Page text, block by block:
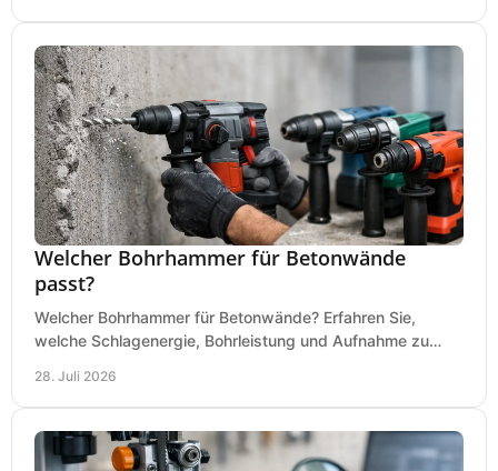
Welcher Bohrhammer für Betonwände
passt?
Welcher Bohrhammer für Betonwände? Erfahren Sie,
welche Schlagenergie, Bohrleistung und Aufnahme zu
28. Juli 2026